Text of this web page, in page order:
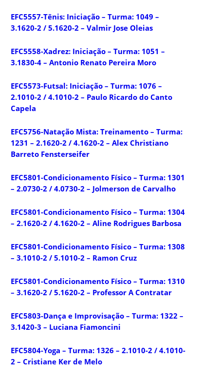
EFC5557-Tênis: Iniciação – Turma: 1049 –
3.1620-2 / 5.1620-2 – Valmir Jose Oleias
EFC5558-Xadrez: Iniciação – Turma: 1051 –
3.1830-4 – Antonio Renato Pereira Moro
EFC5573-Futsal: Iniciação – Turma: 1076 –
2.1010-2 / 4.1010-2 – Paulo Ricardo do Canto
Capela
EFC5756-Natação Mista: Treinamento – Turma:
1231 – 2.1620-2 / 4.1620-2 – Alex Christiano
Barreto Fensterseifer
EFC5801-Condicionamento Físico – Turma: 1301
– 2.0730-2 / 4.0730-2 – Jolmerson de Carvalho
EFC5801-Condicionamento Físico – Turma: 1304
– 2.1620-2 / 4.1620-2 – Aline Rodrigues Barbosa
EFC5801-Condicionamento Físico – Turma: 1308
– 3.1010-2 / 5.1010-2 – Ramon Cruz
EFC5801-Condicionamento Físico – Turma: 1310
– 3.1620-2 / 5.1620-2 – Professor A Contratar
EFC5803-Dança e Improvisação – Turma: 1322 –
3.1420-3 – Luciana Fiamoncini
EFC5804-Yoga – Turma: 1326 – 2.1010-2 / 4.1010-
2 – Cristiane Ker de Melo